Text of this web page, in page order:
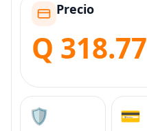
Precio
Q 318.77
🛡️ 💳